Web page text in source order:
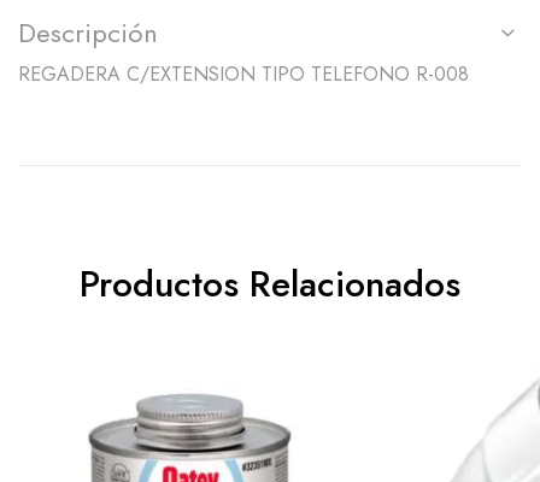
Descripción
REGADERA C/EXTENSION TIPO TELEFONO R-008
Productos Relacionados